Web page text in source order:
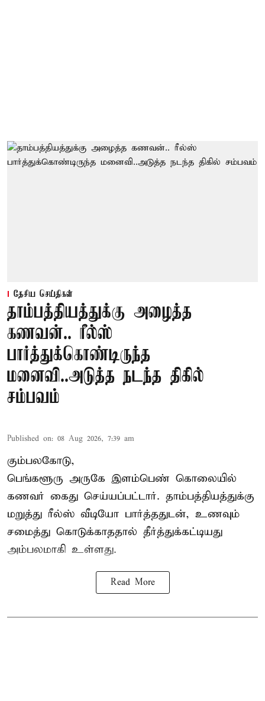
தேசிய செய்திகள்
தாம்பத்தியத்துக்கு அழைத்த
கணவன்.. ரீல்ஸ்
பார்த்துக்கொண்டிருந்த
மனைவி..அடுத்த நடந்த திகில்
சம்பவம்
Published on: 08 Aug 2026, 7:39 am
கும்பலகோடு,
பெங்களூரு அருகே இளம்பெண் கொலையில்
கணவர் கைது செய்யப்பட்டார். தாம்பத்தியத்துக்கு
மறுத்து ரீல்ஸ் வீடியோ பார்த்ததுடன், உணவும்
சமைத்து கொடுக்காததால் தீர்த்துக்கட்டியது
அம்பலமாகி உள்ளது.
Read More